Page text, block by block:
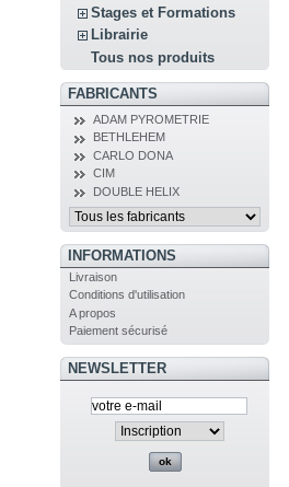
Stages et Formations
Librairie
Tous nos produits
FABRICANTS
ADAM PYROMETRIE
BETHLEHEM
CARLO DONA
CIM
DOUBLE HELIX
INFORMATIONS
Livraison
Conditions d'utilisation
A propos
Paiement sécurisé
NEWSLETTER